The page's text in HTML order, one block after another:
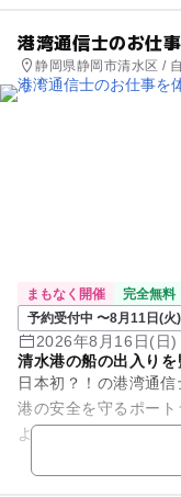
港湾通信士のお仕
静岡県静岡市清水区 /
まもなく開催
完全無料
予約受付中 〜8月11日(火)
2026年8月16日(日)
清水港の船の出入りを
日本初？！の港湾通
港の安全を守るポー
よう！ 清水港では24時間365日、コンテナ船や国内外の客船な